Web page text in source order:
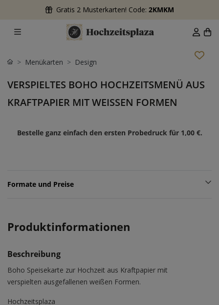
Gratis 2 Musterkarten! Code: 2KMKM
Menükarten Design
VERSPIELTES BOHO HOCHZEITSMENÜ AUS
KRAFTPAPIER MIT WEISSEN FORMEN
Bestelle ganz einfach den ersten Probedruck für 1,00 €.
Formate und Preise
Produktinformationen
Beschreibung
Boho Speisekarte zur Hochzeit aus Kraftpapier mit
verspielten ausgefallenen weißen Formen.
Hochzeitsplaza